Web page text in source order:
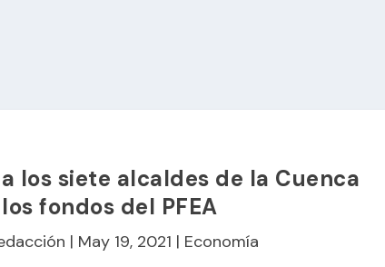
los siete alcaldes de la Cuenca
fondos del PFEA
| May 19, 2021 | Economía